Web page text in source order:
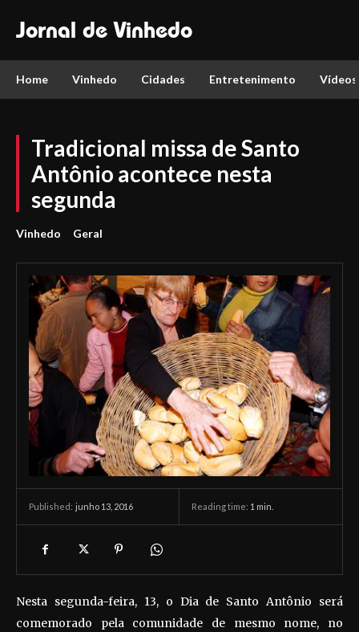
Jornal de Vinhedo
Home Vinhedo Cidades Entretenimento Vídeos
Tradicional missa de Santo
Antônio acontece nesta
segunda
Vinhedo Geral
Published: junho 13, 2016 Reading time: 1 min.
Nesta segunda-feira, 13, o Dia de Santo Antônio será
comemorado pela comunidade de mesmo nome, no